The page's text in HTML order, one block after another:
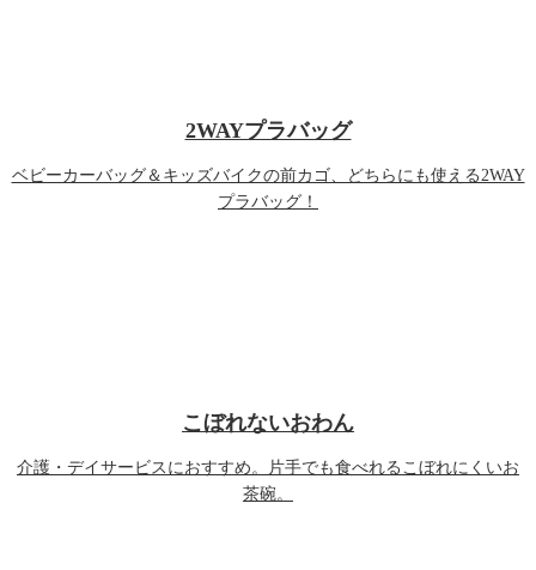
2WAYプラバッグ
ベビーカーバッグ＆キッズバイクの前カゴ、どちらにも使える2WAY
プラバッグ！
こぼれないおわん
介護・デイサービスにおすすめ。片手でも食べれるこぼれにくいお
茶碗。